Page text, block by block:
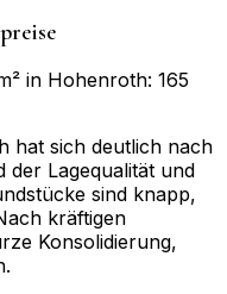
in Hohenroth: 165
hat sich deutlich nach
Lagequalität und
sind knapp,
kräftigen
Konsolidierung,